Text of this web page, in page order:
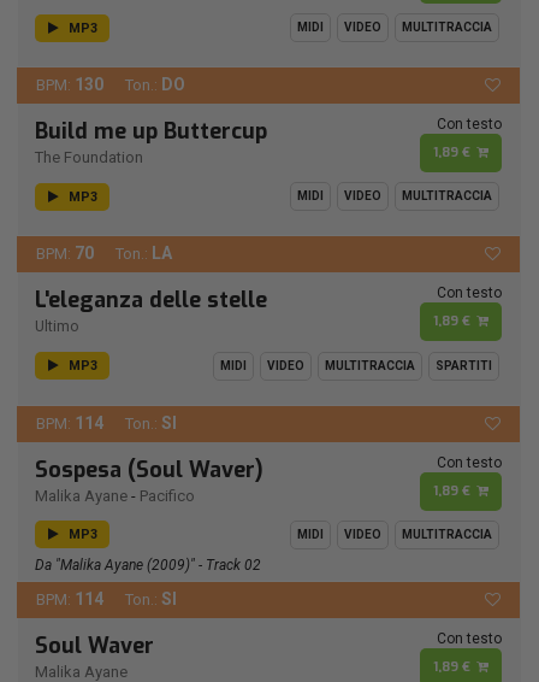
MP3 MIDI VIDEO MULTITRACCIA
BPM: 130 Ton.: DO
Build me up Buttercup
The Foundation
Con testo
1,89 €
MP3 MIDI VIDEO MULTITRACCIA
BPM: 70 Ton.: LA
L'eleganza delle stelle
Ultimo
Con testo
1,89 €
MP3 MIDI VIDEO MULTITRACCIA SPARTITI
BPM: 114 Ton.: SI
Sospesa (Soul Waver)
Malika Ayane - Pacifico
Con testo
1,89 €
MP3 MIDI VIDEO MULTITRACCIA
Da "Malika Ayane (2009)" - Track 02
BPM: 114 Ton.: SI
Soul Waver
Malika Ayane
Con testo
1,89 €